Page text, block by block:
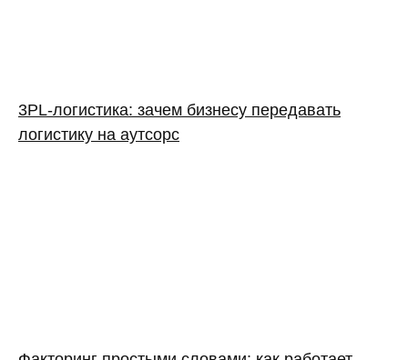
3PL‑логистика: зачем бизнесу передавать
логистику на аутсорс